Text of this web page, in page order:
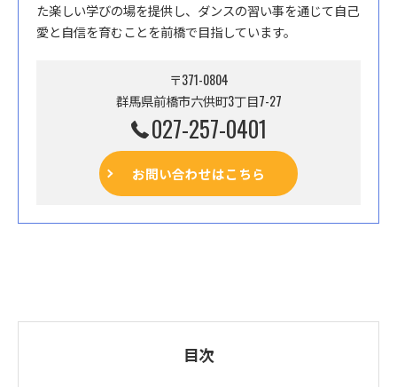
た楽しい学びの場を提供し、ダンスの習い事を通じて自己
愛と自信を育むことを前橋で目指しています。
〒371-0804
群馬県前橋市六供町3丁目7-27
027-257-0401
お問い合わせはこちら
目次